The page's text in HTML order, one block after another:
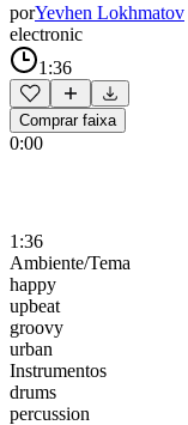
porYevhen Lokhmatov
electronic
1:36
Comprar faixa
0:00
1:36
Ambiente/Tema
happy
upbeat
groovy
urban
Instrumentos
drums
percussion